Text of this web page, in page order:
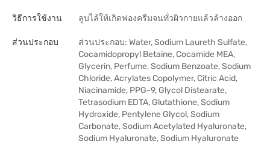
วิธีการใช้งาน ลูบไล้ให้เกิดฟองครีมจนทั่วผิวกายแล้วล้างออก
ส่วนประกอบ
ส่วนประกอบ: Water, Sodium Laureth Sulfate,
Cocamidopropyl Betaine, Cocamide MEA,
Glycerin, Perfume, Sodium Benzoate, Sodium
Chloride, Acrylates Copolymer, Citric Acid,
Niacinamide, PPG-9, Glycol Distearate,
Tetrasodium EDTA, Glutathione, Sodium
Hydroxide, Pentylene Glycol, Sodium
Carbonate, Sodium Acetylated Hyaluronate,
Sodium Hyaluronate, Sodium Hyaluronate